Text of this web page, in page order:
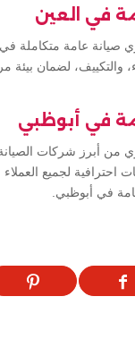
في العين
صيانة عامة متكاملة
والتكييف، لضمان
في أبوظبي
من أبرز شركات
احترافية لجميع
في أبوظبي.